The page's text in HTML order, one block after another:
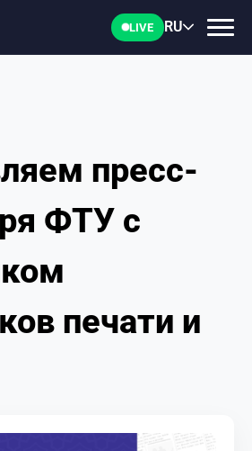
LIVE RU
пресс-
ФТУ с
печати и